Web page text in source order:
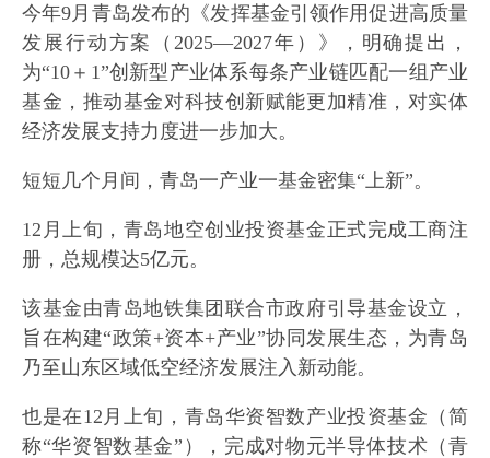
今年9月青岛发布的《发挥基金引领作用促进高质量
发展行动方案（2025—2027年）》，明确提出，
为“10＋1”创新型产业体系每条产业链匹配一组产业
基金，推动基金对科技创新赋能更加精准，对实体
经济发展支持力度进一步加大。
短短几个月间，青岛一产业一基金密集“上新”。
12月上旬，青岛地空创业投资基金正式完成工商注
册，总规模达5亿元。
该基金由青岛地铁集团联合市政府引导基金设立，
旨在构建“政策+资本+产业”协同发展生态，为青岛
乃至山东区域低空经济发展注入新动能。
也是在12月上旬，青岛华资智数产业投资基金（简
称“华资智数基金”），完成对物元半导体技术（青